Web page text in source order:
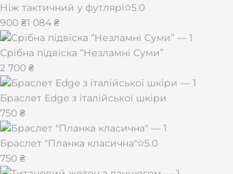
Розміри та посадка
Браслет доступний у розмірах
Щоб підібрати розмір:
Оберніть зап’ястя стрічкою/ниткою на
Оберіть найближчий розмір із діапазону
Якщо вагаєтесь між двома — для
Ніж тактичний у футлярі
5.0
900 ₴1 084 ₴
Срібна підвіска “Незламні Суми”
2 700 ₴
Браслет Edge з італійської шкіри
750 ₴
Браслет "Планка класична"
5.0
750 ₴